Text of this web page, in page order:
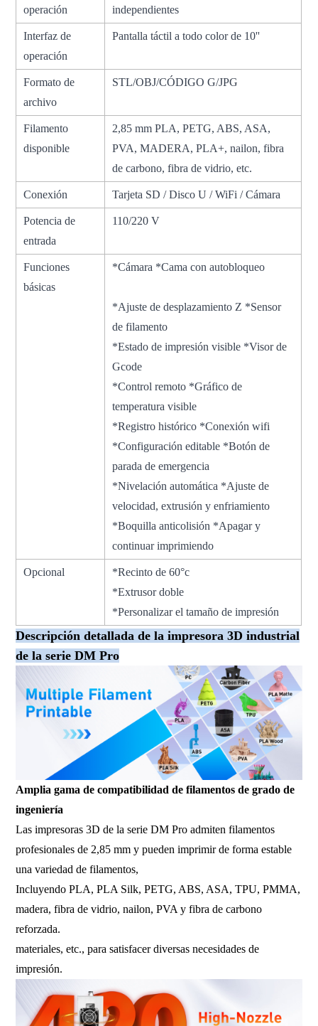
operación independientes
Interfaz de
operación
Pantalla táctil a todo color de 10''
Formato de
archivo
STL/OBJ/CÓDIGO G/JPG
Filamento
disponible
2,85 mm PLA, PETG, ABS, ASA,
PVA, MADERA, PLA+, nailon, fibra
de carbono, fibra de vidrio, etc.
Conexión Tarjeta SD / Disco U / WiFi / Cámara
Potencia de
entrada
110/220 V
Funciones
básicas
*Cámara *Cama con autobloqueo
*Ajuste de desplazamiento Z *Sensor
de filamento
*Estado de impresión visible *Visor de
Gcode
*Control remoto *Gráfico de
temperatura visible
*Registro histórico *Conexión wifi
*Configuración editable *Botón de
parada de emergencia
*Nivelación automática *Ajuste de
velocidad, extrusión y enfriamiento
*Boquilla anticolisión *Apagar y
continuar imprimiendo
Opcional
*Recinto de 60°c
*Extrusor doble
*Personalizar el tamaño de impresión
Descripción detallada de la impresora 3D industrial
de la serie DM Pro
Amplia gama de compatibilidad de filamentos de grado de
ingeniería
Las impresoras 3D de la serie DM Pro admiten filamentos
profesionales de 2,85 mm y pueden imprimir de forma estable
una variedad de filamentos,
Incluyendo PLA, PLA Silk, PETG, ABS, ASA, TPU, PMMA,
madera, fibra de vidrio, nailon, PVA y fibra de carbono
reforzada.
materiales, etc., para satisfacer diversas necesidades de
impresión.